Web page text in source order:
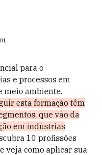
.
para o
e processos em
meio ambiente.
esta formação têm
que vão da
em indústrias
10 profissões
veja como aplicar sua